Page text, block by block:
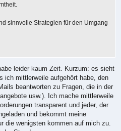
sinnvolle Strategien für den Umgang
leider kaum Zeit. Kurzum: es sieht
ich mittlerweile aufgehört habe, den
beantworten zu Fragen, die in der
usw.). Ich mache mittlerweile
transparent und jeder, der
und bekommt meine
die wenigsten kommen auf mich zu.